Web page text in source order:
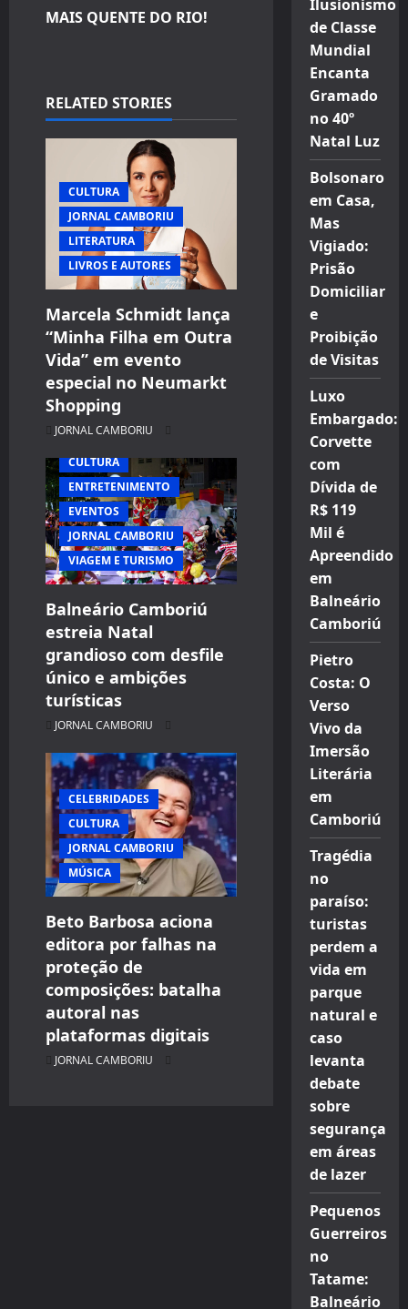
v
g
a
i
o
n
MAIS QUENTE DO RIO!
RELATED STORIES
CULTURA
JORNAL CAMBORIU
LITERATURA
LIVROS E AUTORES
Marcela Schmidt lança
“Minha Filha em Outra
Vida” em evento
especial no Neumarkt
Shopping
JORNAL CAMBORIU
CULTURA
ENTRETENIMENTO
EVENTOS
JORNAL CAMBORIU
VIAGEM E TURISMO
Balneário Camboriú
estreia Natal
grandioso com desfile
único e ambições
turísticas
JORNAL CAMBORIU
CELEBRIDADES
CULTURA
JORNAL CAMBORIU
MÚSICA
Beto Barbosa aciona
editora por falhas na
proteção de
composições: batalha
autoral nas
plataformas digitais
JORNAL CAMBORIU
Ilusionismo
de Classe
Mundial
Encanta
Gramado
no 40º
Natal Luz
Bolsonaro
em Casa,
Mas
Vigiado:
Prisão
Domiciliar
e
Proibição
de Visitas
Luxo
Embargado:
Corvette
com
Dívida de
R$ 119
Mil é
Apreendido
em
Balneário
Camboriú
Pietro
Costa: O
Verso
Vivo da
Imersão
Literária
em
Camboriú
Tragédia
no
paraíso:
turistas
perdem a
vida em
parque
natural e
caso
levanta
debate
sobre
segurança
em áreas
de lazer
Pequenos
Guerreiros
no
Tatame:
Balneário